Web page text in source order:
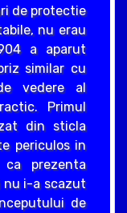
de protectie
nu erau
a aparut
similar cu
vedere al
Primul
din sticla
periculos in
prezenta
nu i-a scazut
de